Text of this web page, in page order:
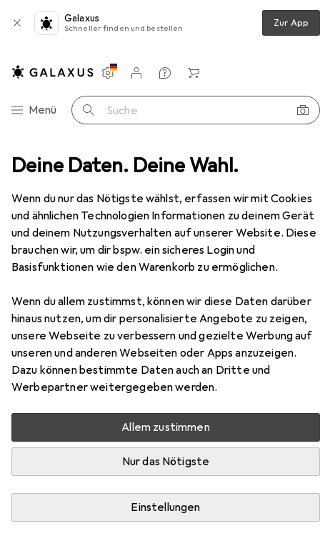
Deine Daten. Deine Wahl.
Wenn du nur das Nötigste wählst, erfassen wir mit Cookies
und ähnlichen Technologien Informationen zu deinem Gerät
und deinem Nutzungsverhalten auf unserer Website. Diese
brauchen wir, um dir bspw. ein sicheres Login und
Basisfunktionen wie den Warenkorb zu ermöglichen.
Wenn du allem zustimmst, können wir diese Daten darüber
hinaus nutzen, um dir personalisierte Angebote zu zeigen,
unsere Webseite zu verbessern und gezielte Werbung auf
unseren und anderen Webseiten oder Apps anzuzeigen.
Dazu können bestimmte Daten auch an Dritte und
Werbepartner weitergegeben werden.
Allem zustimmen
Nur das Nötigste
Einstellungen
Galaxus
Schneller finden und bestellen Zur App
Navigation nach Kategorien
Menü Suche
Einstellungen
Kundenkonto
Vergleichslisten
Merklisten
Warenkorb
Bosch Professional Hochdruckreiniger GHP 5-65
EUR
485,34
Bosch ProfessionalHochdruckreiniger
Netzbetrieb
Zubehör für Bosch Professional
Hochdruckreiniger GHP 5-65
Professional Hochdruckreiniger GHP 5-65 aus der
Kategorie Kabelrolle.